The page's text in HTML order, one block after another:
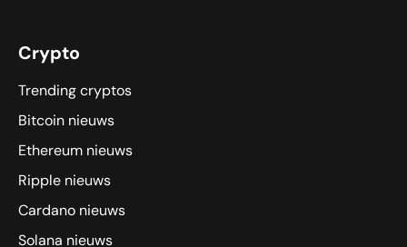
Crypto
Trending cryptos
Bitcoin nieuws
Ethereum nieuws
Ripple nieuws
Cardano nieuws
Solana nieuws